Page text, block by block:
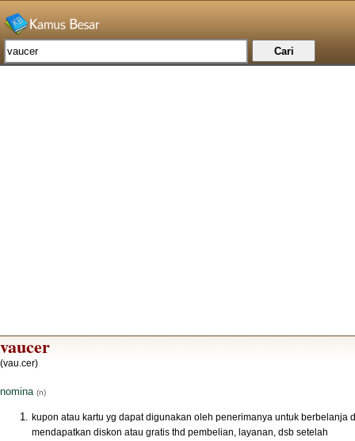
vaucer
(vau.cer)
nomina (n)
kupon atau kartu yg dapat digunakan oleh penerimanya untuk berbelanja
mendapatkan diskon atau gratis thd pembelian, layanan, dsb setelah